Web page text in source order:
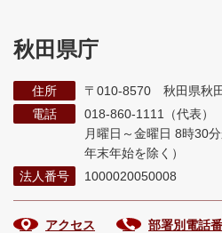
秋田県庁
住所
〒010-8570 秋田県秋
電話
018-860-1111（代表）
月曜日～金曜日 8時30
年末年始を除く）
法人番号
1000020050008
アクセス 部署別電話